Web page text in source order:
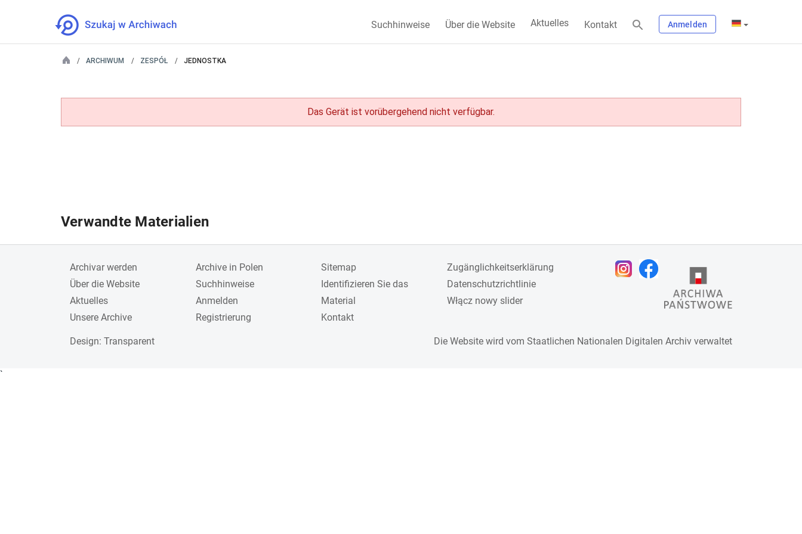
Suchhinweise Über die Website Aktuelles Kontakt Anmelden
ARCHIWUM ZESPÓŁ JEDNOSTKA
Das Gerät ist vorübergehend nicht verfügbar.
Verwandte Materialien
Archivar werden
Über die Website
Aktuelles
Unsere Archive
Archive in Polen
Suchhinweise
Anmelden
Registrierung
Sitemap
Identifizieren Sie das
Material
Kontakt
Zugänglichkeitserklärung
Datenschutzrichtlinie
Włącz nowy slider
Design: Transparent Die Website wird vom Staatlichen Nationalen Digitalen Archiv verwaltet
`